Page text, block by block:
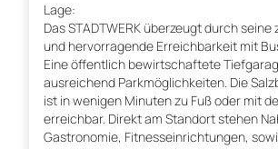
Lage:
Das STADTWERK überzeugt durch seine
und hervorragende Erreichbarkeit mit
Eine öffentlich bewirtschaftete
ausreichend Parkmöglichkeiten. Die
ist in wenigen Minuten zu Fuß oder mit
erreichbar. Direkt am Standort stehen
Gastronomie, Fitnesseinrichtungen,